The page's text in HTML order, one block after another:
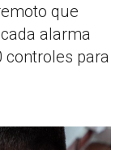
que
alarma
controles para